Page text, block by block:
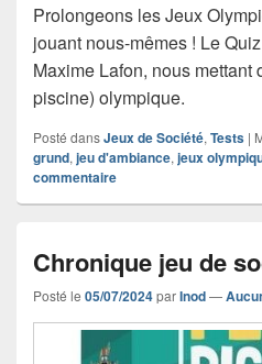
Prolongeons les Jeux
jouant nous-mêmes ! Le
Maxime Lafon, nous mettant
piscine) olympique.
Posté dansJeux de Société, Tests |
grund, jeu d'ambiance, jeux
commentaire
Chronique jeu de
Posté le 05/07/2024parInod—